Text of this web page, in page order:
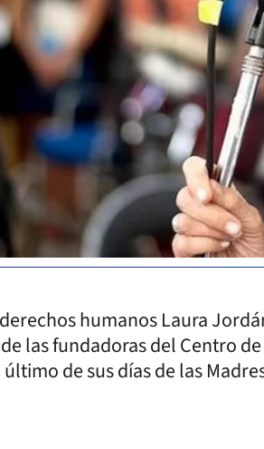
humanos Laura
las fundadoras del Centro
de sus días de las